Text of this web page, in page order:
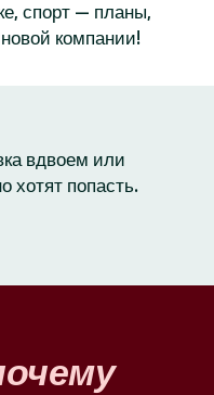
спорт — планы,
компании!
вдвоем или
хотят попасть.